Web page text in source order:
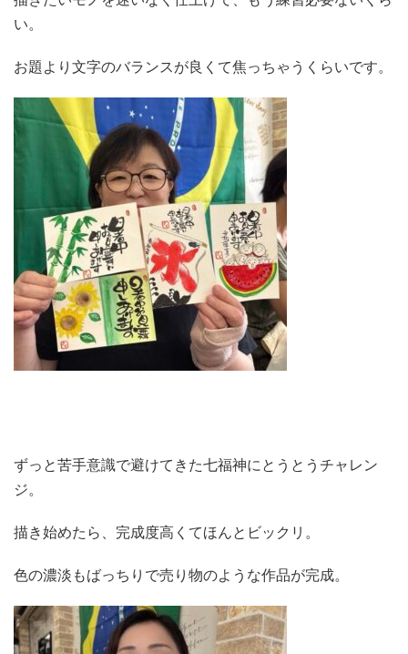
い。
お題より文字のバランスが良くて焦っちゃうくらいです。
ずっと苦手意識で避けてきた七福神にとうとうチャレン
ジ。
描き始めたら、完成度高くてほんとビックリ。
色の濃淡もばっちりで売り物のような作品が完成。